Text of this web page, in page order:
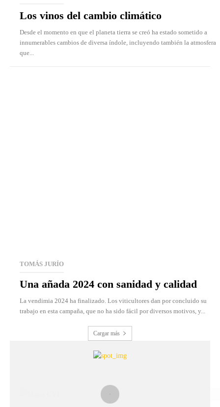
Los vinos del cambio climático
Desde el momento en que el planeta tierra se creó ha estado sometido a
innumerables cambios de diversa índole, incluyendo también la atmosfera
que...
TOMÁS JURÍO
Una añada 2024 con sanidad y calidad
La vendimia 2024 ha finalizado. Los viticultores dan por concluido su
trabajo en esta campaña, que no ha sido fácil por diversos motivos, y...
Cargar más